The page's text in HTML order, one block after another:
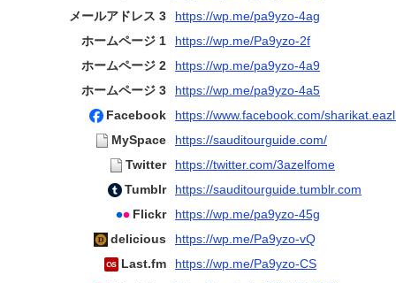
メールアドレス 3
https://wp.me/pa9yzo-4ag
ホームページ 1
https://wp.me/Pa9yzo-2f
ホームページ 2
https://wp.me/pa9yzo-4a9
ホームページ 3
https://wp.me/pa9yzo-4a5
Facebook
https://www.facebook.com/
MySpace
https://sauditourguide.com/
Twitter
https://twitter.com/3azelfome
Tumblr
https://sauditourguide.tumblr.com
Flickr
https://wp.me/pa9yzo-45g
delicious
https://wp.me/Pa9yzo-vQ
Last.fm
https://wp.me/Pa9yzo-CS